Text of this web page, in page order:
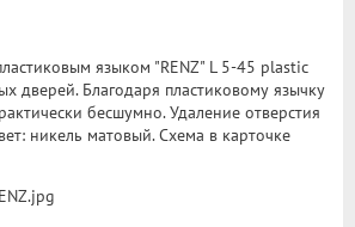
языком "RENZ" L 5-45 plastic
дверей. Благодаря пластиковому язычку
бесшумно. Удаление отверстия
никель матовый. Схема в карточке